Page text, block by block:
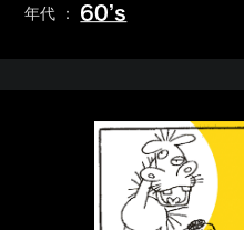
年代 ： 60’s